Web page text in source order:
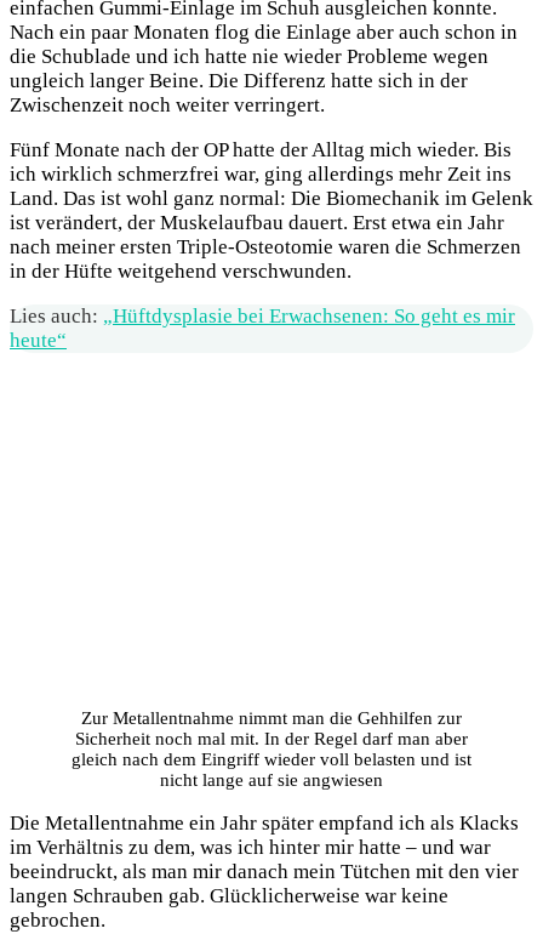
einfachen Gummi-Einlage im Schuh ausgleichen konnte.
Nach ein paar Monaten flog die Einlage aber auch schon in
die Schublade und ich hatte nie wieder Probleme wegen
ungleich langer Beine. Die Differenz hatte sich in der
Zwischenzeit noch weiter verringert.
Fünf Monate nach der OP hatte der Alltag mich wieder. Bis
ich wirklich schmerzfrei war, ging allerdings mehr Zeit ins
Land. Das ist wohl ganz normal: Die Biomechanik im Gelenk
ist verändert, der Muskelaufbau dauert. Erst etwa ein Jahr
nach meiner ersten Triple-Osteotomie waren die Schmerzen
in der Hüfte weitgehend verschwunden.
Lies auch: „Hüftdysplasie bei Erwachsenen: So geht es mir
heute“
Zur Metallentnahme nimmt man die Gehhilfen zur
Sicherheit noch mal mit. In der Regel darf man aber
gleich nach dem Eingriff wieder voll belasten und ist
nicht lange auf sie angwiesen
Die Metallentnahme ein Jahr später empfand ich als Klacks
im Verhältnis zu dem, was ich hinter mir hatte – und war
beeindruckt, als man mir danach mein Tütchen mit den vier
langen Schrauben gab. Glücklicherweise war keine
gebrochen.